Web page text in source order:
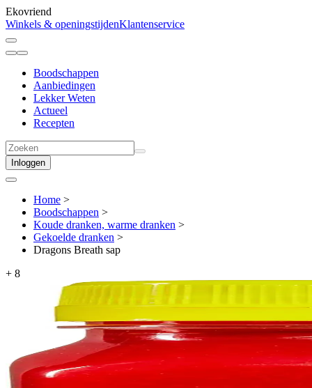
Ekovriend
Winkels & openingstijdenKlantenservice
Boodschappen
Aanbiedingen
Lekker Weten
Actueel
Recepten
Inloggen
Home >
Boodschappen >
Koude dranken, warme dranken >
Gekoelde dranken >
Dragons Breath sap
+ 8